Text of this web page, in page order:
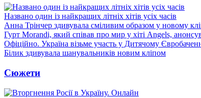
Названо один із найкращих літніх хітів усіх часів
Анна Трінчер здивувала сміливим образом у новому
Гурт Morandi, який співав про мир у хіті Angels,
Офіційно. Україна візьме участь у Дитячому
Білик здивувала шанувальників новим кліпом
Сюжети